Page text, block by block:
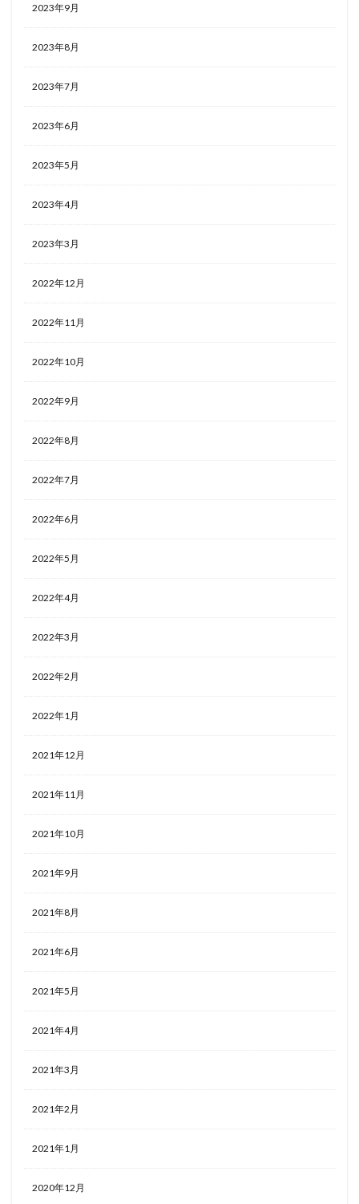
2023年9月
2023年8月
2023年7月
2023年6月
2023年5月
2023年4月
2023年3月
2022年12月
2022年11月
2022年10月
2022年9月
2022年8月
2022年7月
2022年6月
2022年5月
2022年4月
2022年3月
2022年2月
2022年1月
2021年12月
2021年11月
2021年10月
2021年9月
2021年8月
2021年6月
2021年5月
2021年4月
2021年3月
2021年2月
2021年1月
2020年12月